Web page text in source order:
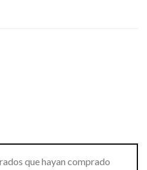
que hayan comprado